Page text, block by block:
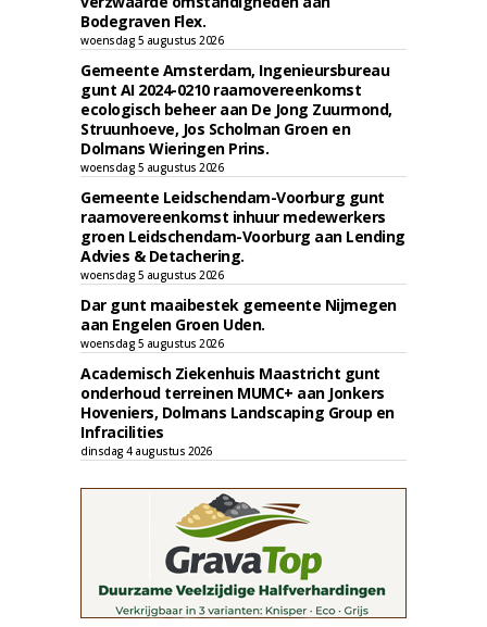
Bodegraven Flex.
woensdag 5 augustus 2026
Gemeente Amsterdam, Ingenieursbureau
gunt AI 2024-0210 raamovereenkomst
ecologisch beheer aan De Jong Zuurmond,
Struunhoeve, Jos Scholman Groen en
Dolmans Wieringen Prins.
woensdag 5 augustus 2026
Gemeente Leidschendam-Voorburg gunt
raamovereenkomst inhuur medewerkers
groen Leidschendam-Voorburg aan Lending
Advies & Detachering.
woensdag 5 augustus 2026
Dar gunt maaibestek gemeente Nijmegen
aan Engelen Groen Uden.
woensdag 5 augustus 2026
Academisch Ziekenhuis Maastricht gunt
onderhoud terreinen MUMC+ aan Jonkers
Hoveniers, Dolmans Landscaping Group en
Infracilities
dinsdag 4 augustus 2026